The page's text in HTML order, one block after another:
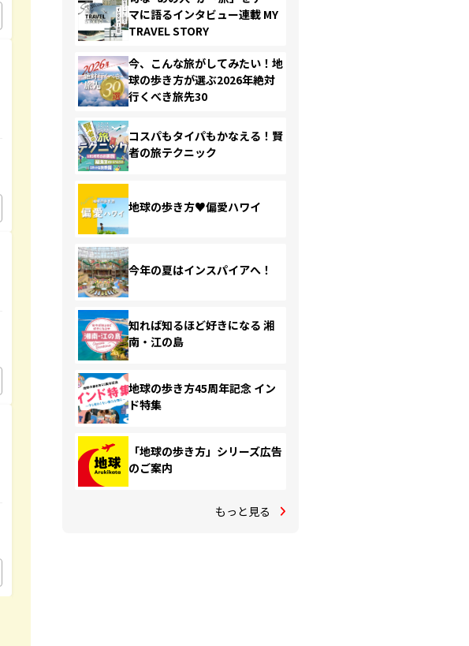
マに語るインタビュー連載 MY
TRAVEL STORY
今、こんな旅がしてみたい！地
球の歩き方が選ぶ2026年絶対
行くべき旅先30
コスパもタイパもかなえる！賢
者の旅テクニック
地球の歩き方♥偏愛ハワイ
今年の夏はインスパイアへ！
知れば知るほど好きになる 湘
南・江の島
地球の歩き方45周年記念 イン
ド特集
「地球の歩き方」シリーズ広告
のご案内
もっと見る